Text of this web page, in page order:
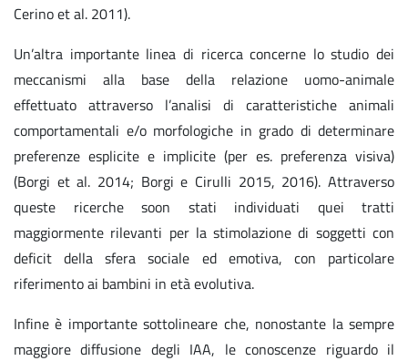
Cerino et al. 2011).
Un’altra importante linea di ricerca concerne lo studio dei
meccanismi alla base della relazione uomo-animale
effettuato attraverso l’analisi di caratteristiche animali
comportamentali e/o morfologiche in grado di determinare
preferenze esplicite e implicite (per es. preferenza visiva)
(Borgi et al. 2014; Borgi e Cirulli 2015, 2016). Attraverso
queste ricerche soon stati individuati quei tratti
maggiormente rilevanti per la stimolazione di soggetti con
deficit della sfera sociale ed emotiva, con particolare
riferimento ai bambini in età evolutiva.
Infine è importante sottolineare che, nonostante la sempre
maggiore diffusione degli IAA, le conoscenze riguardo il